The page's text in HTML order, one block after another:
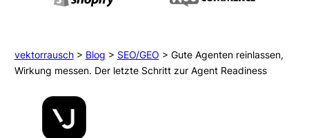
vektorrausch> Blog > SEO/GEO > Gute Agenten reinlassen,
Wirkung messen. Der letzte Schritt zur Agent Readiness